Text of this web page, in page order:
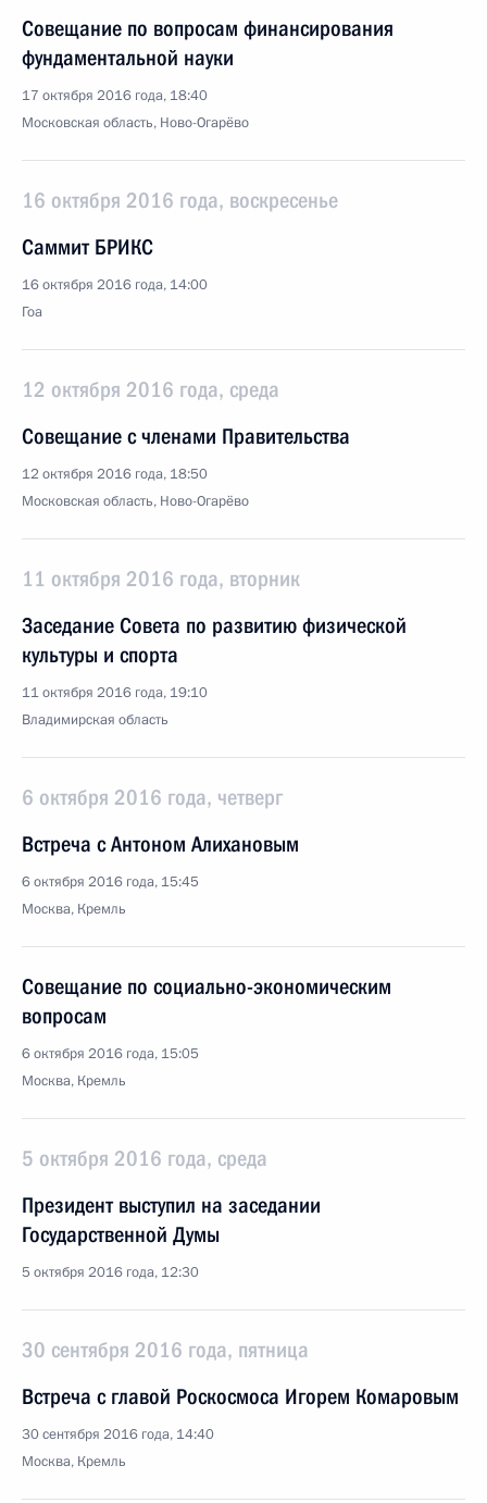
Совещание по вопросам финансирования
фундаментальной науки
17 октября 2016 года, 18:40
Московская область, Ново-Огарёво
16 октября 2016 года, воскресенье
Саммит БРИКС
16 октября 2016 года, 14:00
Гоа
12 октября 2016 года, среда
Совещание с членами Правительства
12 октября 2016 года, 18:50
Московская область, Ново-Огарёво
11 октября 2016 года, вторник
Заседание Совета по развитию физической
культуры и спорта
11 октября 2016 года, 19:10
Владимирская область
6 октября 2016 года, четверг
Встреча с Антоном Алихановым
6 октября 2016 года, 15:45
Москва, Кремль
Совещание по социально-экономическим
вопросам
6 октября 2016 года, 15:05
Москва, Кремль
5 октября 2016 года, среда
Президент выступил на заседании
Государственной Думы
5 октября 2016 года, 12:30
30 сентября 2016 года, пятница
Встреча с главой Роскосмоса Игорем Комаровым
30 сентября 2016 года, 14:40
Москва, Кремль